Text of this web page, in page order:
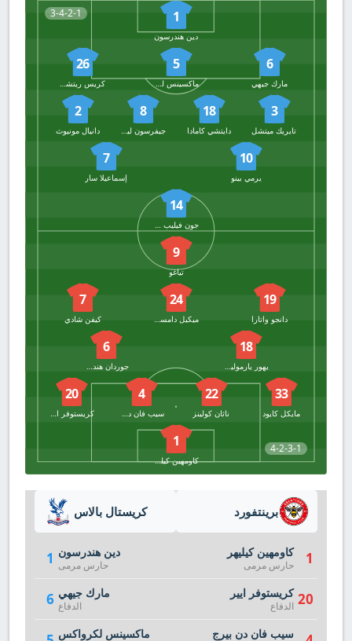
3-4-2-1 1
دين هندرسون
6
مارك جيهي
5
ماكسينس لكرواكس
26
كريس ريتشاردز
3
تايريك ميتشل
18
دايتشي كامادا
8
جيفرسون ليرما
2
دانيال مونيوث
10
يرمي بينو
7
إسماعيلا سار
14
جون فيليب ماتيتا
4-2-3-1
9
تياغو
19
دانجو واتارا
24
ميكيل دامسجارد
7
كيفن شادي
18
يهور يارموليوك
6
جوردان هندرسون
33
مايكل كايود
22
ناثان كولينز
4
سيب فان دن بيرج
20
كريستوفر ايير
1
كاومهين كيليهر
كريستال بالاس
1 دين هندرسون
حارس مرمى
6 مارك جيهي
الدفاع
ماكسينس لكرواكس
برينتفورد
1 كاومهين كيليهر
حارس مرمى
20 كريستوفر ايير
الدفاع
سيب فان دن بيرج